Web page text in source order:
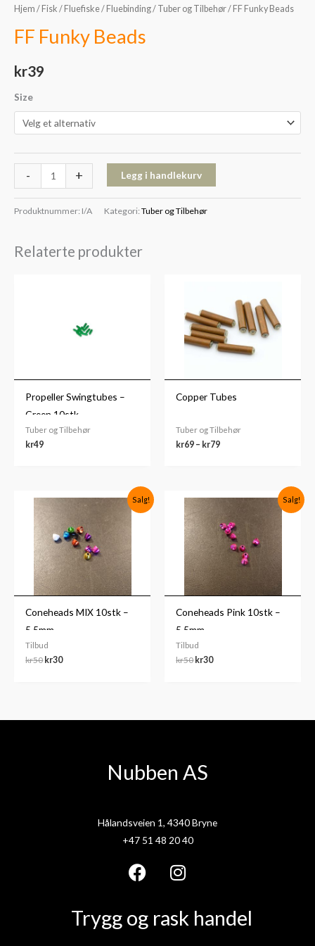
Hjem / Fisk / Fluefiske/ Fluebinding/ Tuber og Tilbehør/ FF Funky Beads
FF Funky Beads
kr39
Size
- + Legg i handlekurv
Produktnummer: I/A Kategori: Tuber og Tilbehør
Relaterte produkter
Propeller Swingtubes –
Green 10stk
Tuber og Tilbehør
kr49
Copper Tubes
Tuber og Tilbehør
kr69 – kr79
kr79
Salg!
Coneheads MIX 10stk –
5,5mm
Tilbud
kr50
var:
kr30
kr30.
Salg!
Coneheads Pink 10stk –
5,5mm
Tilbud
kr50
kr50.
kr30
kr30.
Nubben AS
Hålandsveien 1, 4340 Bryne
+47 51 48 20 40
F
c
I
s
Trygg og rask handel